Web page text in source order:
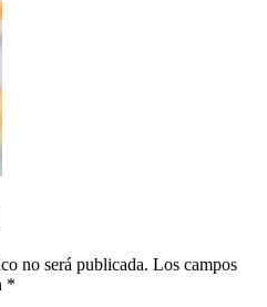
no será publicada. Los campos
*